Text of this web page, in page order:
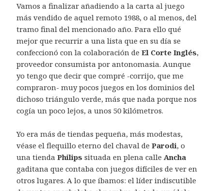
Vamos a finalizar añadiendo a la carta al juego
más vendido de aquel remoto 1988, o al menos, del
tramo final del mencionado año. Para ello qué
mejor que recurrir a una lista que en su día se
confeccionó con la colaboración deEl Corte Inglés,
proveedor consumista por antonomasia. Aunque
yo tengo que decir que compré -corrijo, que me
compraron- muy pocos juegos en los dominios del
dichoso triángulo verde, más que nada porque nos
cogía un poco lejos, a unos 50 kilómetros.
Yo era más de tiendas pequeña, más modestas,
véase el flequillo eterno del chaval deParodi, o
una tiendaPhilips situada en plena calle Ancha
gaditana que contaba con juegos difíciles de ver en
otros lugares. A lo que íbamos: el líder indiscutible